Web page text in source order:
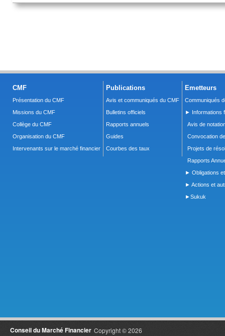
CMF
Présentation du CMF
Missions du CMF
Collège du CMF
Organisation du CMF
Intervenants sur le marché financier
Publications
Avis et communiqués du CMF
Bulletins officiels
Rapports annuels
Guides
Courbes des taux
Emetteurs
Communiqués
► Informations
Avis de
Convocation
Projets de
Rapports
► Obligations
► Actions et
►Sukuk
Copyright © 2026
Conseil du Marché Financier